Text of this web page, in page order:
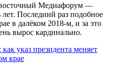
Медиафорум —
Последний раз подобное
в далёком 2018-м, и за это
вырос кардинально.